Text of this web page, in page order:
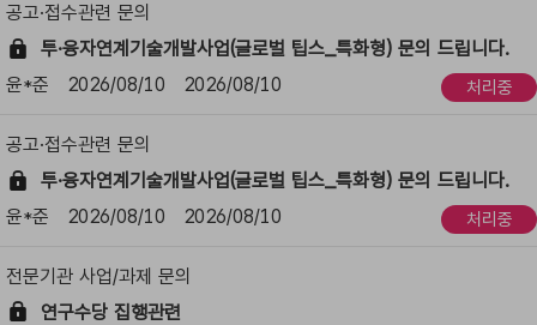
구
수
행
문
업,
과
제,
제
-
번
호,
공고·접수관련 문의
투·융자연계기술개발사업(글로벌 팁스_특화형) 문의 드립니다.
윤*준
2026/08/10 2026/08/10 처리중
공고·접수관련 문의
투·융자연계기술개발사업(글로벌 팁스_특화형) 문의 드립니다.
윤*준
2026/08/10 2026/08/10 처리중
전문기관 사업/과제 문의
연구수당 집행관련